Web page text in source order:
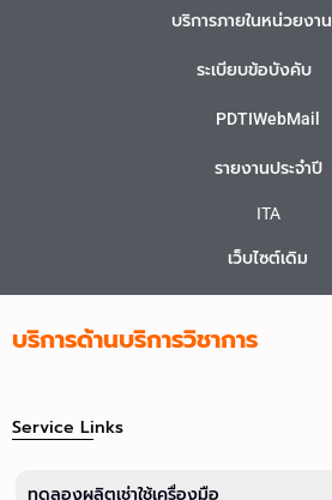
บริการภายในหน่วยงาน
ระเบียบข้อบังคับ
PDTIWebMail
รายงานประจำปี
ITA
เว็บไซต์เดิม
บริการด้านบริการวิชาการ
Service Links
ทดลองผลิตเช่าใช้เครื่องมือ